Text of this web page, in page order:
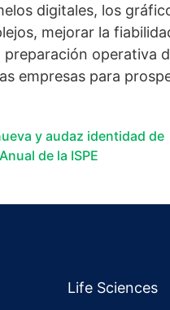
digitales, los
mejorar la
operativa
empresas para
y audaz identidad de
de la ISPE
Life Sciences